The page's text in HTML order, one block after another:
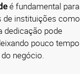
é fundamental para
de instituições como
dedicação pode
pouco tempo
negócio.